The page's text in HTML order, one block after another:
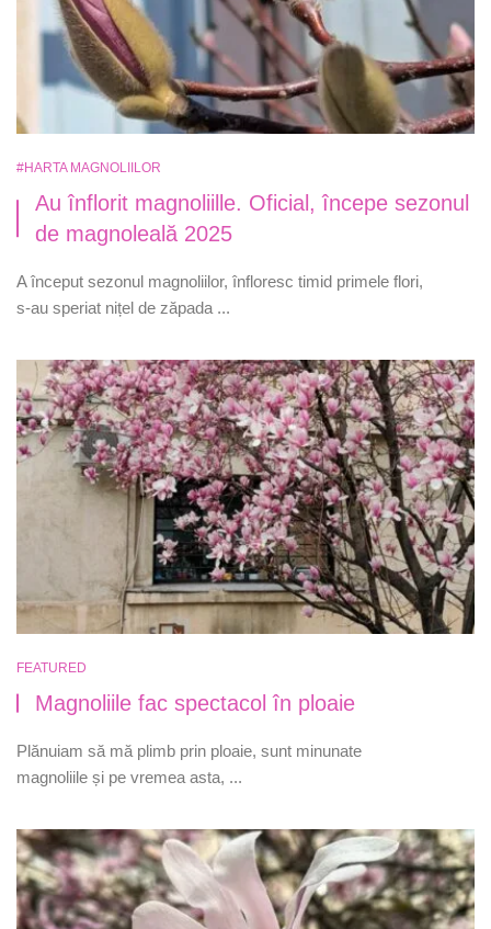
#HARTA MAGNOLIILOR
Au înflorit magnoliille. Oficial, începe sezonul
de magnoleală 2025
A început sezonul magnoliilor, înfloresc timid primele flori,
s-au speriat nițel de zăpada ...
FEATURED
Magnoliile fac spectacol în ploaie
Plănuiam să mă plimb prin ploaie, sunt minunate
magnoliile și pe vremea asta, ...